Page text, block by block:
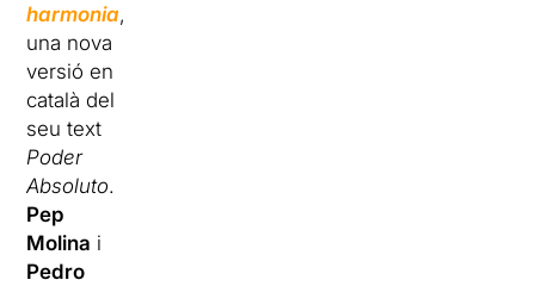
harmonia,
una nova
versió en
català del
seu text
Poder
Absoluto.
Pep
Molina i
Pedro